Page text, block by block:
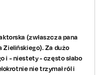
(zwłaszcza pana
Zielińskiego). Za dużo
i - niestety - często słabo
nie trzymał ról i